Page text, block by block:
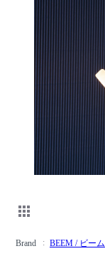
Brand BEEM / ビーム